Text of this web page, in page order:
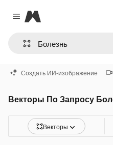
Close menu
Magnific
Создать ИИ-изображение
Векторы По Запросу
Векторы